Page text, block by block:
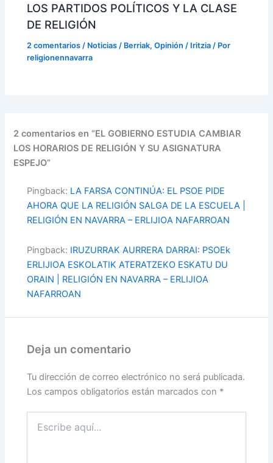
LOS PARTIDOS POLÍTICOS Y LA CLASE
DE RELIGIÓN
2 comentarios / Noticias / Berriak,Opinión / Iritzia / Por
religionennavarra
2 comentarios en “EL GOBIERNO ESTUDIA CAMBIAR
LOS HORARIOS DE RELIGIÓN Y SU ASIGNATURA
ESPEJO”
Pingback: LA FARSA CONTINÚA: EL PSOE PIDE
AHORA QUE LA RELIGIÓN SALGA DE LA ESCUELA |
RELIGIÓN EN NAVARRA – ERLIJIOA NAFARROAN
Pingback: IRUZURRAK AURRERA DARRAI: PSOEk
ERLIJIOA ESKOLATIK ATERATZEKO ESKATU DU
ORAIN | RELIGIÓN EN NAVARRA – ERLIJIOA
NAFARROAN
Deja un comentario
Tu dirección de correo electrónico no será publicada.
Los campos obligatorios están marcados con *
aquí...